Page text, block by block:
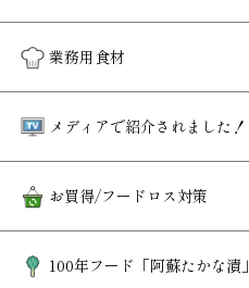
業務用食材
メディアで紹介されました！
お買得/フードロス対策
100年フード「阿蘇たかな漬」